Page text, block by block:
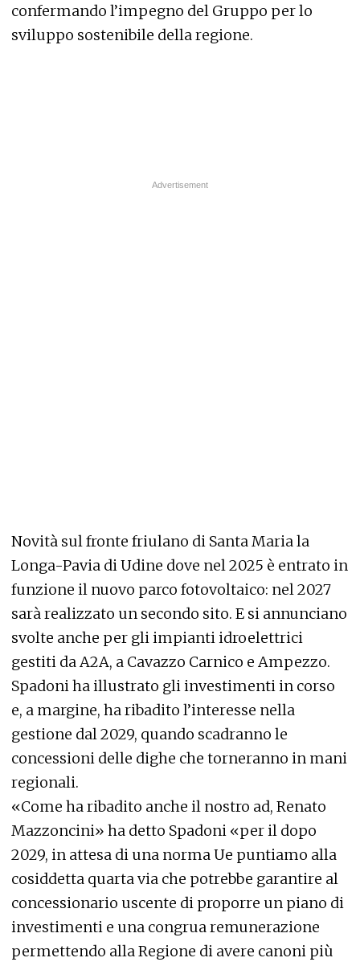
confermando l’impegno del Gruppo per lo
sviluppo sostenibile della regione.
Novità sul fronte friulano di Santa Maria la
Longa-Pavia di Udine dove nel 2025 è entrato in
funzione il nuovo parco fotovoltaico: nel 2027
sarà realizzato un secondo sito. E si annunciano
svolte anche per gli impianti idroelettrici
gestiti da A2A, a Cavazzo Carnico e Ampezzo.
Spadoni ha illustrato gli investimenti in corso
e, a margine, ha ribadito l’interesse nella
gestione dal 2029, quando scadranno le
concessioni delle dighe che torneranno in mani
regionali.
«Come ha ribadito anche il nostro ad, Renato
Mazzoncini» ha detto Spadoni «per il dopo
2029, in attesa di una norma Ue puntiamo alla
cosiddetta quarta via che potrebbe garantire al
concessionario uscente di proporre un piano di
investimenti e una congrua remunerazione
permettendo alla Regione di avere canoni più